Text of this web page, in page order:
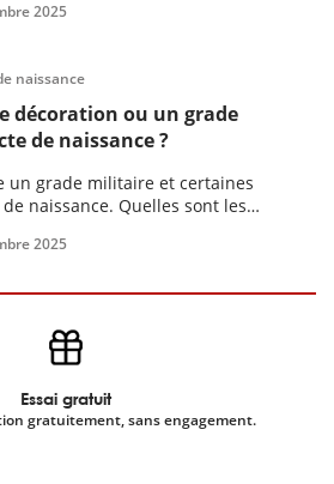
(noms des deux parents), séparés
2025
naissance
décoration ou un grade
de naissance ?
un grade militaire et certaines
naissance. Quelles sont les
2025
Essai gratuit
gratuitement, sans engagement.